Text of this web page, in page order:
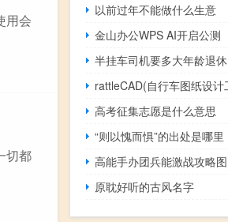
用会
切都
以前过年不能做什么生意
金山办公WPS AI开启公测
半挂车司机要多大年龄退休
高考征集志愿是什么意思
“则以愧而惧”的出处是哪里
高能手办团兵能激战攻略图
原耽好听的古风名字